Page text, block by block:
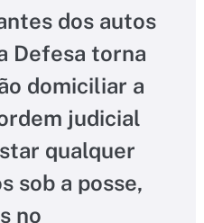
dos autos
Defesa torna
domiciliar a
judicial
qualquer
sob a posse,
no